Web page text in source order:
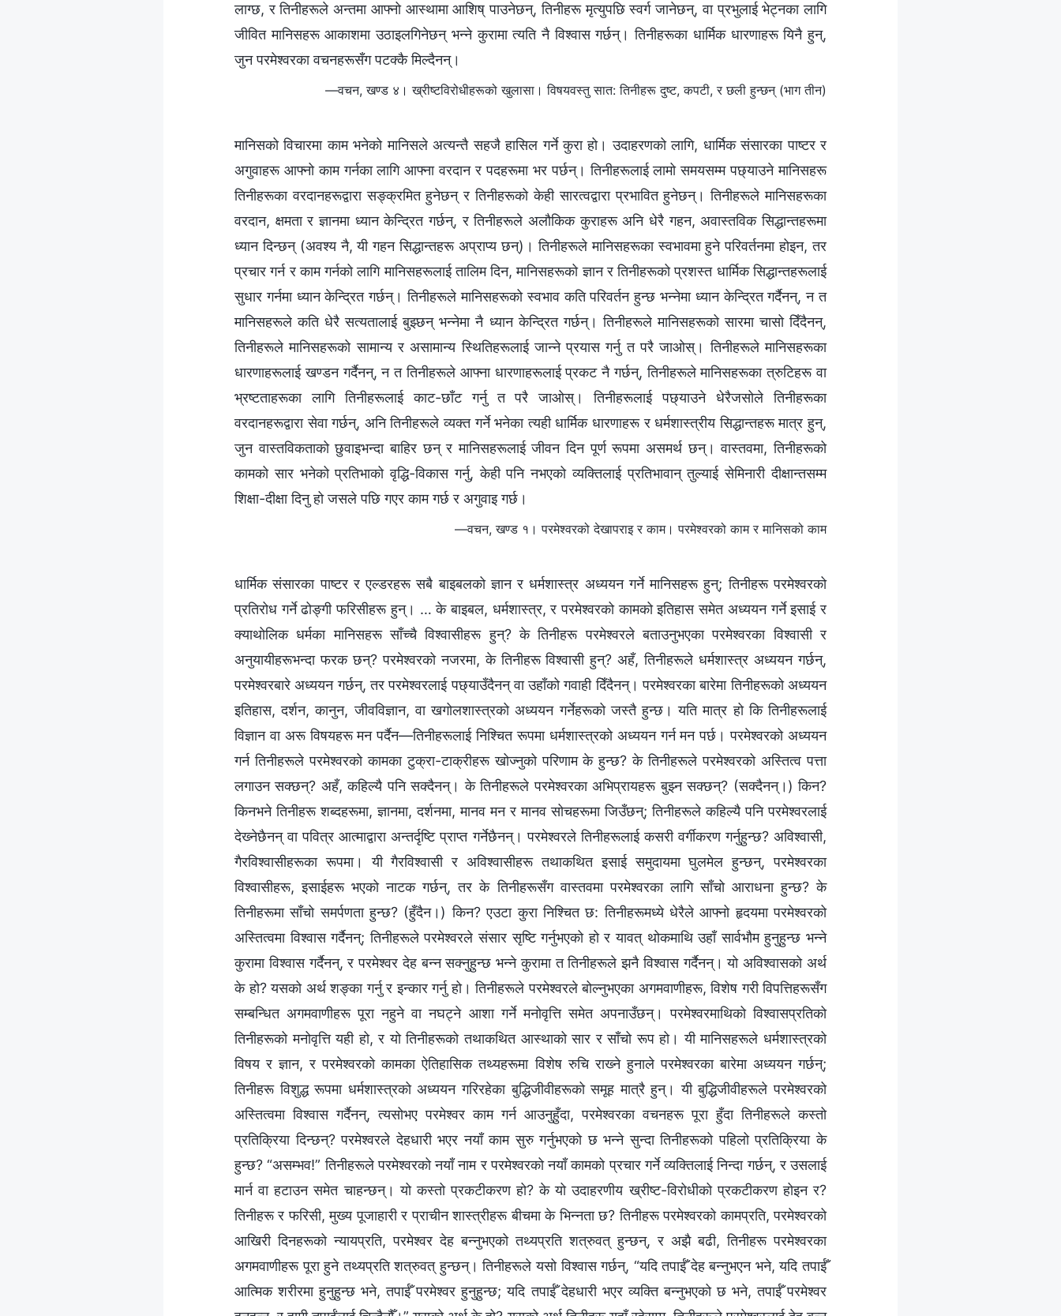
लाग्छ, र तिनीहरूले अन्तमा आफ्नो आस्थामा आशिष् पाउनेछन्, तिनीहरू मृत्युपछि स्वर्ग जानेछन्, वा प्रभुलाई भेट्नका लागि
जीवित मानिसहरू आकाशमा उठाइलगिनेछन् भन्‍ने कुरामा त्यति नै विश्‍वास गर्छन्। तिनीहरूका धार्मिक धारणाहरू यिनै हुन्,
जुन परमेश्‍वरका वचनहरूसँग पटक्‍कै मिल्दैनन्।
—वचन, खण्ड ४। ख्रीष्टविरोधीहरूको खुलासा। विषयवस्तु सात: तिनीहरू दुष्ट, कपटी, र छली हुन्छन् (भाग तीन)
मानिसको विचारमा काम भनेको मानिसले अत्यन्तै सहजै हासिल गर्ने कुरा हो। उदाहरणको लागि, धार्मिक संसारका पाष्टर र
अगुवाहरू आफ्‍नो काम गर्नका लागि आफ्‍ना वरदान र पदहरूमा भर पर्छन्। तिनीहरूलाई लामो समयसम्‍म पछ्याउने मानिसहरू
तिनीहरूका वरदानहरूद्वारा सङ्क्रमित हुनेछन् र तिनीहरूको केही सारत्वद्वारा प्रभावित हुनेछन्। तिनीहरूले मानिसहरूका
वरदान, क्षमता र ज्ञानमा ध्यान केन्द्रित गर्छन्, र तिनीहरूले अलौकिक कुराहरू अनि धेरै गहन, अवास्तविक सिद्धान्तहरूमा
ध्यान दिन्छन् (अवश्य नै, यी गहन सिद्धान्तहरू अप्राप्य छन्)। तिनीहरूले मानिसहरूका स्वभावमा हुने परिवर्तनमा होइन, तर
प्रचार गर्न र काम गर्नको लागि मानिसहरूलाई तालिम दिन, मानिसहरूको ज्ञान र तिनीहरूको प्रशस्‍त धार्मिक सिद्धान्तहरूलाई
सुधार गर्नमा ध्यान केन्द्रित गर्छन्। तिनीहरूले मानिसहरूको स्वभाव कति परिवर्तन हुन्छ भन्‍नेमा ध्यान केन्द्रित गर्दैनन्, न त
मानिसहरूले कति धेरै सत्यतालाई बुझ्छन् भन्‍नेमा नै ध्यान केन्द्रित गर्छन्। तिनीहरूले मानिसहरूको सारमा चासो दिँदैनन्,
तिनीहरूले मानिसहरूको सामान्य र असामान्य स्थितिहरूलाई जान्‍ने प्रयास गर्नु त परै जाओस्। तिनीहरूले मानिसहरूका
धारणाहरूलाई खण्डन गर्दैनन्, न त तिनीहरूले आफ्‍ना धारणाहरूलाई प्रकट नै गर्छन्, तिनीहरूले मानिसहरूका त्रुटिहरू वा
भ्रष्टताहरूका लागि तिनीहरूलाई काट-छाँट गर्नु त परै जाओस्। तिनीहरूलाई पछ्याउने धेरैजसोले तिनीहरूका
वरदानहरूद्वारा सेवा गर्छन्, अनि तिनीहरूले व्यक्त गर्ने भनेका त्यही धार्मिक धारणाहरू र धर्मशास्‍त्रीय सिद्धान्तहरू मात्र हुन्,
जुन वास्तविकताको छुवाइभन्दा बाहिर छन् र मानिसहरूलाई जीवन दिन पूर्ण रूपमा असमर्थ छन्। वास्तवमा, तिनीहरूको
कामको सार भनेको प्रतिभाको वृद्धि-विकास गर्नु, केही पनि नभएको व्यक्तिलाई प्रतिभावान् तुल्याई सेमिनारी दीक्षान्तसम्म
शिक्षा-दीक्षा दिनु हो जसले पछि गएर काम गर्छ र अगुवाइ गर्छ।
—वचन, खण्ड १। परमेश्‍वरको देखापराइ र काम। परमेश्‍वरको काम र मानिसको काम
धार्मिक संसारका पाष्टर र एल्डरहरू सबै बाइबलको ज्ञान र धर्मशास्त्र अध्ययन गर्ने मानिसहरू हुन्; तिनीहरू परमेश्‍वरको
प्रतिरोध गर्ने ढोङ्गी फरिसीहरू हुन्। … के बाइबल, धर्मशास्त्र, र परमेश्‍वरको कामको इतिहास समेत अध्ययन गर्ने इसाई र
क्याथोलिक धर्मका मानिसहरू साँच्‍चै विश्‍वासीहरू हुन्? के तिनीहरू परमेश्‍वरले बताउनुभएका परमेश्वरका विश्‍वासी र
अनुयायीहरूभन्दा फरक छन्? परमेश्‍वरको नजरमा, के तिनीहरू विश्‍वासी हुन्? अहँ, तिनीहरूले धर्मशास्त्र अध्ययन गर्छन्,
परमेश्‍वरबारे अध्ययन गर्छन्, तर परमेश्‍वरलाई पछ्याउँदैनन् वा उहाँको गवाही दिँदैनन्। परमेश्‍वरका बारेमा तिनीहरूको अध्ययन
इतिहास, दर्शन, कानुन, जीवविज्ञान, वा खगोलशास्त्रको अध्ययन गर्नेहरूको जस्तै हुन्छ। यति मात्र हो कि तिनीहरूलाई
विज्ञान वा अरू विषयहरू मन पर्दैन—तिनीहरूलाई निश्‍चित रूपमा धर्मशास्त्रको अध्ययन गर्न मन पर्छ। परमेश्‍वरको अध्ययन
गर्न तिनीहरूले परमेश्‍वरको कामका टुक्रा-टाक्रीहरू खोज्नुको परिणाम के हुन्छ? के तिनीहरूले परमेश्‍वरको अस्तित्व पत्ता
लगाउन सक्छन्? अहँ, कहिल्यै पनि सक्दैनन्। के तिनीहरूले परमेश्‍वरका अभिप्रायहरू बुझ्न सक्छन्? (सक्दैनन्।) किन?
किनभने तिनीहरू शब्दहरूमा, ज्ञानमा, दर्शनमा, मानव मन र मानव सोचहरूमा जिउँछन्; तिनीहरूले कहिल्यै पनि परमेश्‍वरलाई
देख्‍नेछैनन् वा पवित्र आत्माद्वारा अन्तर्दृष्टि प्राप्त गर्नेछैनन्। परमेश्‍वरले तिनीहरूलाई कसरी वर्गीकरण गर्नुहुन्छ? अविश्‍वासी,
गैरविश्‍वासीहरूका रूपमा। यी गैरविश्‍वासी र अविश्‍वासीहरू तथाकथित इसाई समुदायमा घुलमेल हुन्छन्, परमेश्‍वरका
विश्‍वासीहरू, इसाईहरू भएको नाटक गर्छन्, तर के तिनीहरूसँग वास्तवमा परमेश्‍वरका लागि साँचो आराधना हुन्छ? के
तिनीहरूमा साँचो समर्पणता हुन्छ? (हुँदैन।) किन? एउटा कुरा निश्‍चित छ: तिनीहरूमध्ये धेरैले आफ्नो हृदयमा परमेश्‍वरको
अस्तित्वमा विश्‍वास गर्दैनन्; तिनीहरूले परमेश्‍वरले संसार सृष्टि गर्नुभएको हो र यावत् थोकमाथि उहाँ सार्वभौम हुनुहुन्छ भन्‍ने
कुरामा विश्‍वास गर्दैनन्, र परमेश्‍वर देह बन्‍न सक्नुहुन्छ भन्‍ने कुरामा त तिनीहरूले झनै विश्‍वास गर्दैनन्। यो अविश्‍वासको अर्थ
के हो? यसको अर्थ शङ्का गर्नु र इन्कार गर्नु हो। तिनीहरूले परमेश्‍वरले बोल्नुभएका अगमवाणीहरू, विशेष गरी विपत्तिहरूसँग
सम्बन्धित अगमवाणीहरू पूरा नहुने वा नघट्ने आशा गर्ने मनोवृत्ति समेत अपनाउँछन्। परमेश्‍वरमाथिको विश्‍वासप्रतिको
तिनीहरूको मनोवृत्ति यही हो, र यो तिनीहरूको तथाकथित आस्थाको सार र साँचो रूप हो। यी मानिसहरूले धर्मशास्त्रको
विषय र ज्ञान, र परमेश्‍वरको कामका ऐतिहासिक तथ्यहरूमा विशेष रुचि राख्‍ने हुनाले परमेश्‍वरका बारेमा अध्ययन गर्छन्;
तिनीहरू विशुद्ध रूपमा धर्मशास्त्रको अध्ययन गरिरहेका बुद्धिजीवीहरूको समूह मात्रै हुन्। यी बुद्धिजीवीहरूले परमेश्‍वरको
अस्तित्वमा विश्‍वास गर्दैनन्, त्यसोभए परमेश्‍वर काम गर्न आउनुहुँदा, परमेश्‍वरका वचनहरू पूरा हुँदा तिनीहरूले कस्तो
प्रतिक्रिया दिन्छन्? परमेश्‍वरले देहधारी भएर नयाँ काम सुरु गर्नुभएको छ भन्‍ने सुन्दा तिनीहरूको पहिलो प्रतिक्रिया के
हुन्छ? “असम्भव!” तिनीहरूले परमेश्‍वरको नयाँ नाम र परमेश्‍वरको नयाँ कामको प्रचार गर्ने व्यक्तिलाई निन्दा गर्छन्, र उसलाई
मार्न वा हटाउन समेत चाहन्छन्। यो कस्तो प्रकटीकरण हो? के यो उदाहरणीय ख्रीष्ट-विरोधीको प्रकटीकरण होइन र?
तिनीहरू र फरिसी, मुख्य पूजाहारी र प्राचीन शास्त्रीहरू बीचमा के भिन्‍नता छ? तिनीहरू परमेश्‍वरको कामप्रति, परमेश्‍वरको
आखिरी दिनहरूको न्यायप्रति, परमेश्‍वर देह बन्‍नुभएको तथ्यप्रति शत्रुवत् हुन्छन्, र अझै बढी, तिनीहरू परमेश्‍वरका
अगमवाणीहरू पूरा हुने तथ्यप्रति शत्रुवत् हुन्छन्। तिनीहरूले यसो विश्‍वास गर्छन्, “यदि तपाईँ देह बन्‍नुभएन भने, यदि तपाईँ
आत्मिक शरीरमा हुनुहुन्छ भने, तपाईँ परमेश्‍वर हुनुहुन्छ; यदि तपाईँ देहधारी भएर व्यक्ति बन्‍नुभएको छ भने, तपाईँ परमेश्‍वर